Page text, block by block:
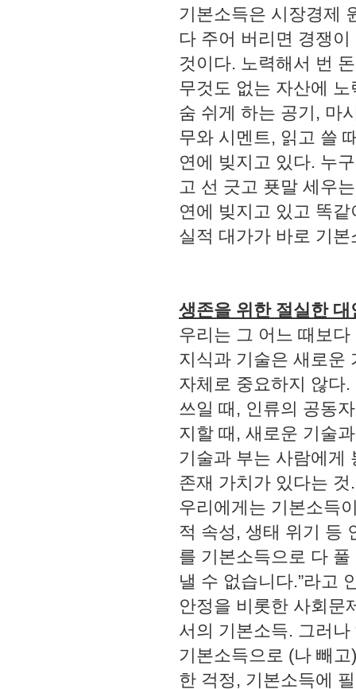
기본소득은 시장경제
다 주어 버리면 경쟁
것이다. 노력해서 번
무것도 없는 자산에
숨 쉬게 하는 공기, 마
무와 시멘트, 읽고 쓸
연에 빚지고 있다. 누
고 선 긋고 푯말 세우
연에 빚지고 있고 똑
실적 대가가 바로 기본
생존을 위한 절실한 대
우리는 그 어느 때보
지식과 기술은 새로운
자체로 중요하지 않다
쓰일 때, 인류의 공동
지할 때, 새로운 기술
기술과 부는 사람에게
존재 가치가 있다는 것.
우리에게는 기본소득
적 속성, 생태 위기 등
를 기본소득으로 다
낼 수 없습니다.”라고
안정을 비롯한 사회문
서의 기본소득. 그러
기본소득으로 (나 빼
한 걱정, 기본소득에